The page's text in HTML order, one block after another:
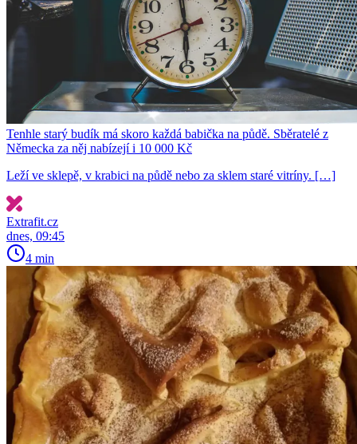
Tenhle starý budík má skoro každá babička na půdě. Sběratelé z
Německa za něj nabízejí i 10 000 Kč
Leží ve sklepě, v krabici na půdě nebo za sklem staré vitríny. […]
Extrafit.cz
dnes, 09:45
4 min